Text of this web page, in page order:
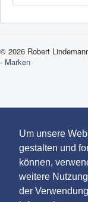
Um unsere
gestalten und
können,
weitere
der
© 2026 Robert
- Marken